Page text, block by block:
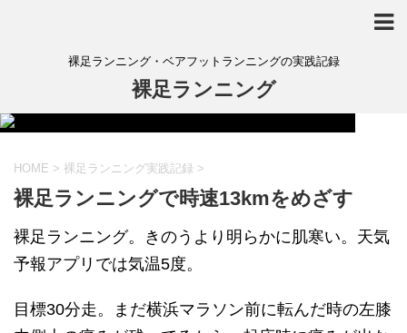
裸足ランニング・ベアフットランニングの実践記録
裸足ランニング
HOME > 裸足ランニング実践記録 >
裸足ランニングで時速13kmをめざす
裸足ランニング。きのうより明らかに肌寒い。天気
予報アプリでは気温5度。
目標30分走。まだ横浜マラソン前に転んだ時の左膝